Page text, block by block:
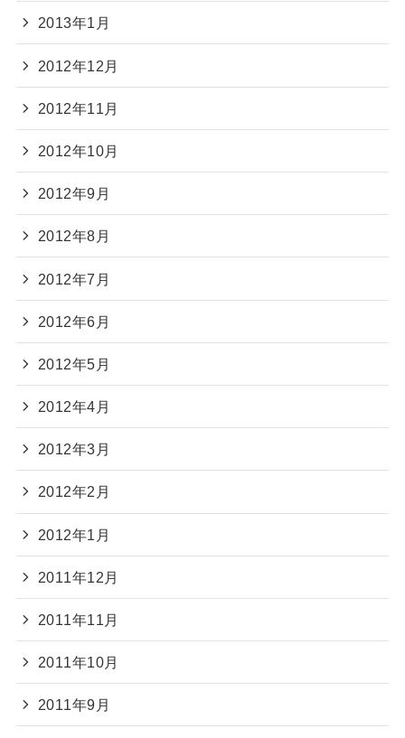
2013年1月
2012年12月
2012年11月
2012年10月
2012年9月
2012年8月
2012年7月
2012年6月
2012年5月
2012年4月
2012年3月
2012年2月
2012年1月
2011年12月
2011年11月
2011年10月
2011年9月